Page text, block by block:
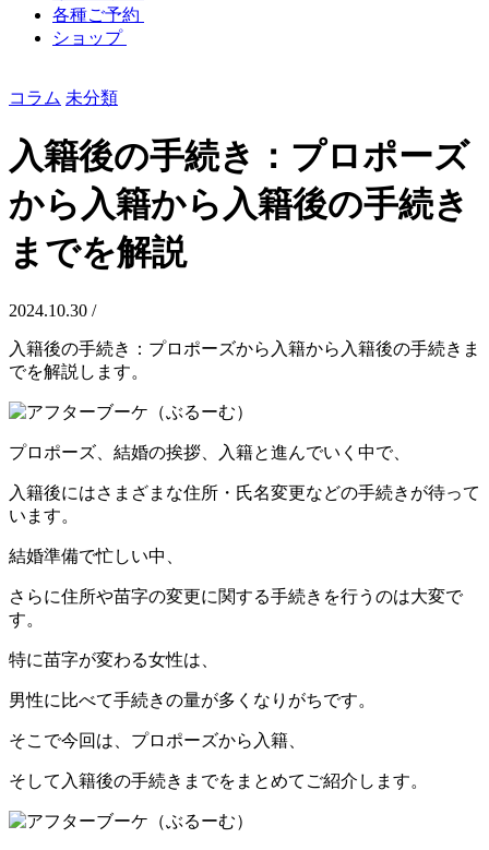
各種ご予約
ショップ
コラム 未分類
入籍後の手続き：プロポーズ
から入籍から入籍後の手続き
までを解説
2024.10.30 /
入籍後の手続き：プロポーズから入籍から入籍後の手続きま
でを解説します。
プロポーズ、結婚の挨拶、入籍と進んでいく中で、
入籍後にはさまざまな住所・氏名変更などの手続きが待って
います。
結婚準備で忙しい中、
さらに住所や苗字の変更に関する手続きを行うのは大変で
す。
特に苗字が変わる女性は、
男性に比べて手続きの量が多くなりがちです。
そこで今回は、プロポーズから入籍、
そして入籍後の手続きまでをまとめてご紹介します。